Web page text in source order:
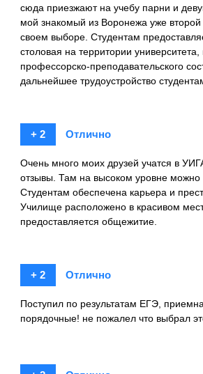
сюда приезжают на учебу парни и
мой знакомый из Воронежа уже
своем выборе. Студентам
столовая на территории
профессорско-преподавательского
дальнейшее трудоустройство
+ 2 Отлично
Очень много моих друзей учатся в
отзывы. Там на высоком уровне можно
Студентам обеспечена карьера и
Училище расположено в красивом
предоставляется общежитие.
+ 2 Отлично
Поступил по результатам ЕГЭ,
порядочные! не пожалел что выбрал